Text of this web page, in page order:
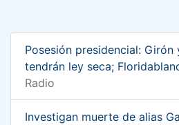
Posesión presidencial: Girón
tendrán ley seca;
Radio
Investigan muerte de alias